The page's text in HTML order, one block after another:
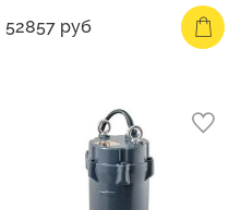
52857 руб